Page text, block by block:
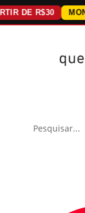
R$30 MONTE